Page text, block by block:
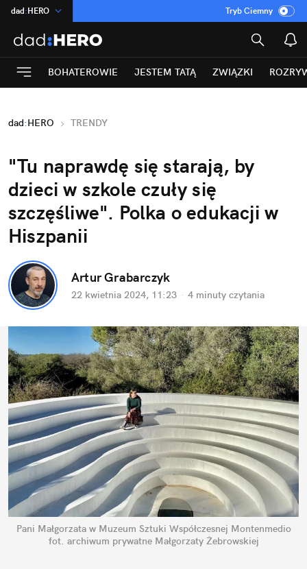
dad:HERO
:Temat
INN:Poland
ASZ:dziennik
Rozrywka
Tryb Ciemny
BOHATEROWIE JESTEM TATĄ ZWIĄZKI
dad:HERO TRENDY
"Tu naprawdę się starają, by
dzieci w szkole czuły się
szczęśliwe". Polka o edukacji w
Hiszpanii
Artur Grabarczyk
22 kwietnia 2024, 11:23 · 4 minuty czytania
Pani Małgorzata w Muzeum Sztuki Współczesnej Montenmedio
fot. archiwum prywatne Małgorzaty Żebrowskiej